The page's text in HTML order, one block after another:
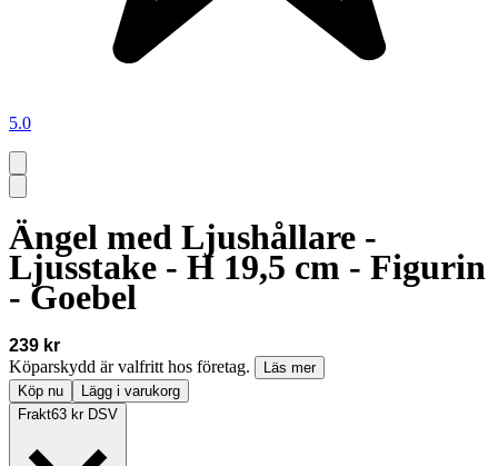
5.0
Ängel med Ljushållare -
Ljusstake - H 19,5 cm - Figurin
- Goebel
239 kr
Köparskydd är valfritt hos företag.
Läs mer
Köp nu
Lägg i varukorg
Frakt63 kr DSV